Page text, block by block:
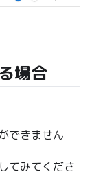
場合
できません
てみてくださ